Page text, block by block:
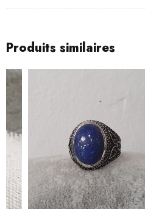
Produits similaires